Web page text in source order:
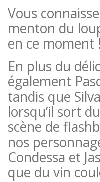
Vous
menton du
en ce moment !
En plus du
également
tandis que
lorsqu’il sort
scène de
nos
Condessa et
que du vin